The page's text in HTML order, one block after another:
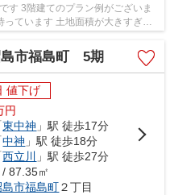
す 3階建てのプラン例がございま
ています 土地面積が大きすぎな
市福島町 5期
値下げ
円
東中神 」駅 徒歩17分
中神 」駅 徒歩18分
西立川
」駅 徒歩27分
87.35㎡
島市福島町２丁目